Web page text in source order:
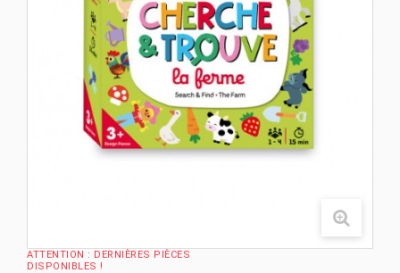
ATTENTION : DERNIÈRES PIÈCES
DISPONIBLES !